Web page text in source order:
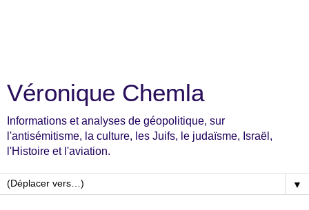
Véronique Chemla
Informations et analyses de géopolitique, sur
l'antisémitisme, la culture, les Juifs, le judaïsme, Israël,
l'Histoire et l'aviation.
▼